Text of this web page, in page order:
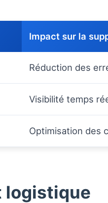
Impact sur la
Réduction des
Visibilité temps
Optimisation des
logistique